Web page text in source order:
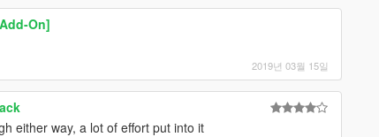
On]
2019년 03월 15일
either way, a lot of effort put into it